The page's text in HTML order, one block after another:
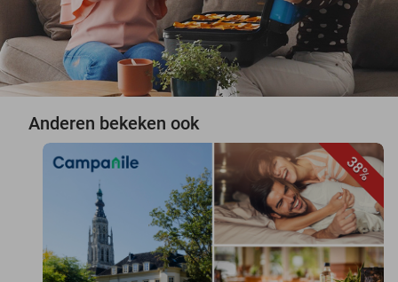
Anderen bekeken ook
38%